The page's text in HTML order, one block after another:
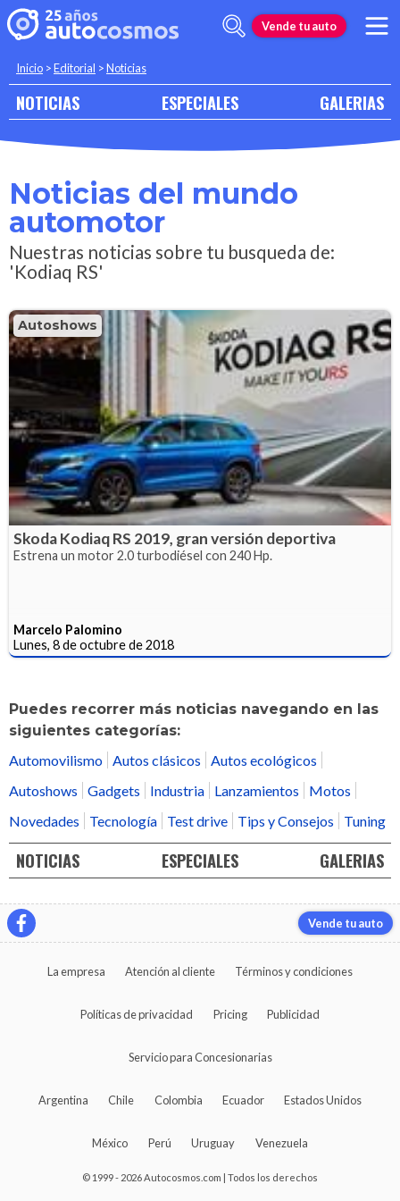
Vende tu auto
Inicio >Editorial >Noticias
NOTICIAS ESPECIALES GALERIAS
Noticias del mundo
automotor
Nuestras noticias sobre tu busqueda de:
'Kodiaq RS'
Autoshows
Skoda Kodiaq RS 2019, gran versión deportiva
Estrena un motor 2.0 turbodiésel con 240 Hp.
Marcelo Palomino
Lunes, 8 de octubre de 2018
Puedes recorrer más noticias navegando en las
siguientes categorías:
Automovilismo Autos clásicos
Autos ecológicos
Autoshows
Gadgets Industria Lanzamientos
Motos
Novedades
Tecnología Test drive Tips y Consejos Tuning
NOTICIAS ESPECIALES GALERIAS
Vende tu auto
La empresa Atención al cliente Términos y condiciones
Políticas de privacidad Pricing Publicidad
Servicio para Concesionarias
Argentina Chile Colombia Ecuador Estados Unidos
México Perú Uruguay Venezuela
© 1999 - 2026 Autocosmos.com | Todos los derechos